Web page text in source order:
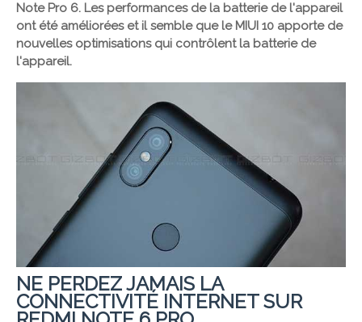
Note Pro 6. Les performances de la batterie de l'appareil
ont été améliorées et il semble que le MIUI 10 apporte de
nouvelles optimisations qui contrôlent la batterie de
l'appareil.
NE PERDEZ JAMAIS LA
CONNECTIVITÉ INTERNET SUR